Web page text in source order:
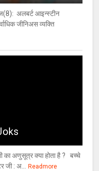
अलबर्ट आइन्स्टीन
जीनिअस व्यक्ति
का अणुसूत्र क्या होता है ? बच्चे
जी : अ... Readmore